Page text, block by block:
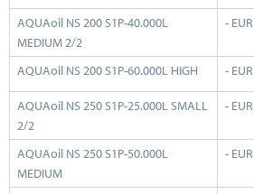
AQUAoil NS 200 S1P-40.000L
MEDIUM 2/2
- EUR
AQUAoil NS 200 S1P-60.000L HIGH - EUR
AQUAoil NS 250 S1P-25.000L SMALL
2/2
- EUR
AQUAoil NS 250 S1P-50.000L
MEDIUM
- EUR